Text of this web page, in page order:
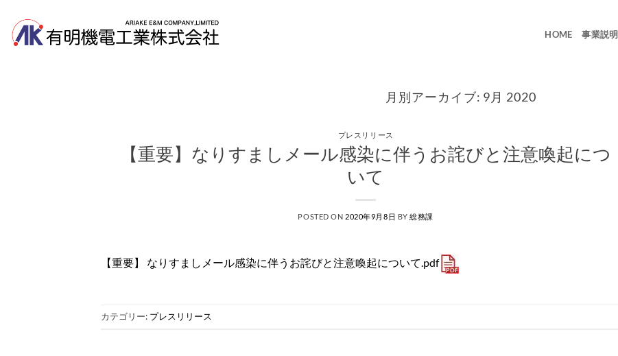
content
HOME 事業説明
月別アーカイブ: 9月 2020
プレスリリース
【重要】なりすましメール感染に伴うお詫びと注意喚起につ
いて
POSTED ON 2020年9月8日 BY総務課
【重要】 なりすましメール感染に伴うお詫びと注意喚起について.pdf
カテゴリー: プレスリリース